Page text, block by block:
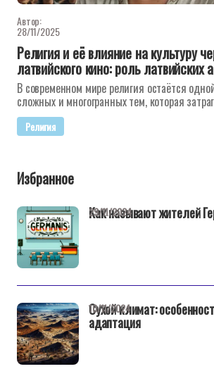
Автор:
28/11/2025
Религия и её влияние на культуру
латвийского кино: роль латвийских
В современном мире религия остаётся
сложных и многогранных тем, которая
Религия
Избранное
Как называют жителей
29/11/2024
Сухой климат:
адаптация
10/11/2024